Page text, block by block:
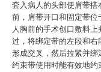
套入病人的头部使肩带
前，肩带开口和固定带
人胸前的手术创口敷料
过，将绑定带的左段和
形成交叉，然后拉紧并
约束带使用时能有效地